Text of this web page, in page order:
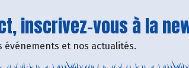
inscrivez-vous à la
événements et nos actualités.